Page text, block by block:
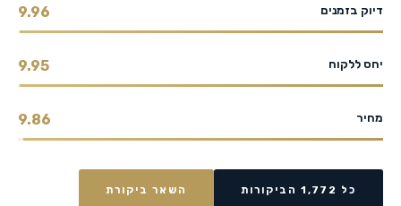
דיוק בזמנים 9.96
יחס ללקוח 9.95
מחיר 9.86
כל 1,772 הביקורות השאר ביקורת